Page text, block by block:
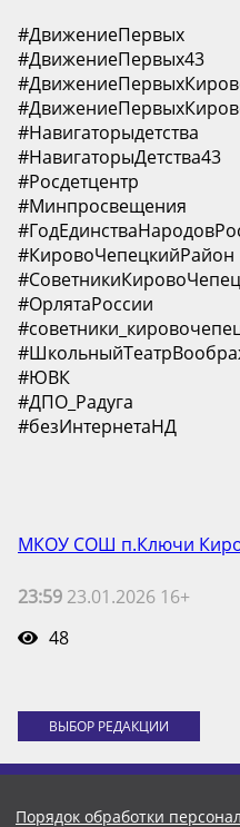
#ДвижениеПервых
#ДвижениеПервых43
#Навигаторыдетства
#НавигаторыДетства43
#Росдетцентр
#Минпросвещения
#КировоЧепецкийРайон
#ОрлятаРоссии
#ЮВК
#ДПО_Радуга
#безИнтернетаНД
МКОУ СОШ п.Ключи
23:59 23.01.2026 16+
48
ВЫБОР РЕДАКЦИИ
Порядок обработки